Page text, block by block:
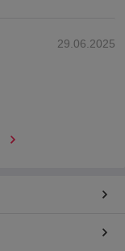
29.06.2025